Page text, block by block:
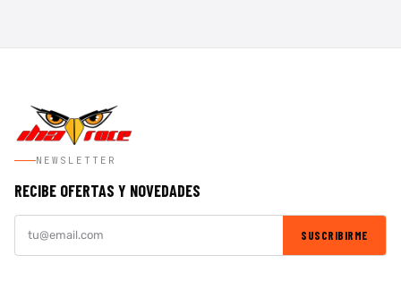
NEWSLETTER
RECIBE OFERTAS Y NOVEDADES
SUSCRIBIRME